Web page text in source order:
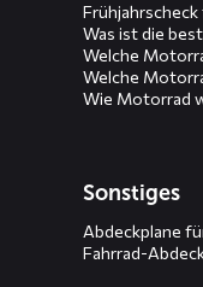
Was ist die
Welche
Welche
Wie Motorrad
Sonstiges
Abdeckplane
Fahrrad-